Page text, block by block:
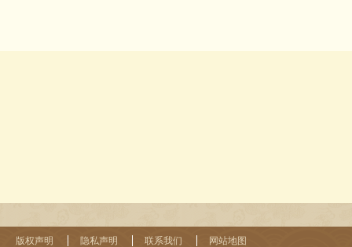
版权声明 隐私声明 联系我们 网站地图